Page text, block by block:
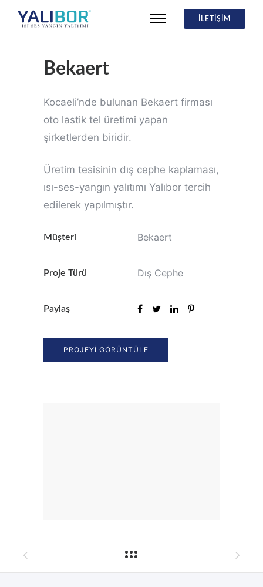
İLETİŞİM
Bekaert
Kocaeli’nde bulunan Bekaert firması
oto lastik tel üretimi yapan
şirketlerden biridir.
Üretim tesisinin dış cephe kaplaması,
ısı-ses-yangın yalıtımı Yalıbor tercih
edilerek yapılmıştır.
Müşteri Bekaert
Proje Türü Dış Cephe
Paylaş
PROJEYI GÖRÜNTÜLE